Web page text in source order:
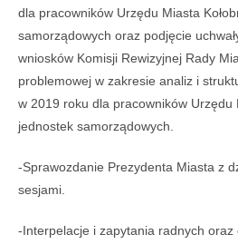
dla pracowników Urzędu Miasta
samorządowych oraz podjęcie
wniosków Komisji Rewizyjnej Rady
problemowej w zakresie analiz i
w 2019 roku dla pracowników Urzędu
jednostek samorządowych.
-Sprawozdanie Prezydenta Miasta z
sesjami.
-Interpelacje i zapytania radnych oraz